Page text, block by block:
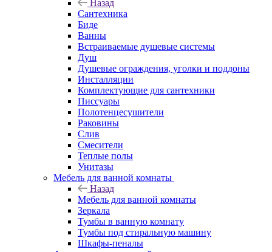
Назад
Сантехника
Биде
Ванны
Встраиваемые душевые системы
Душ
Душевые ограждения, уголки и поддоны
Инсталляции
Комплектующие для сантехники
Писсуары
Полотенцесушители
Раковины
Слив
Смесители
Теплые полы
Унитазы
Мебель для ванной комнаты
Назад
Мебель для ванной комнаты
Зеркала
Тумбы в ванную комнату
Тумбы под стиральную машину
Шкафы-пеналы